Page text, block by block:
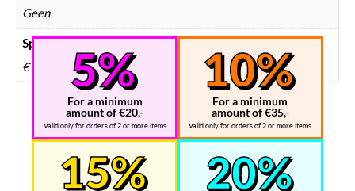
Geen
Speedcube prijsklasse
€ 100 en hoger
For a minimum
amount of €20,-
Valid only for orders of 2 or more items
For a minimum
amount of €35,-
Valid only for orders of 2 or more items